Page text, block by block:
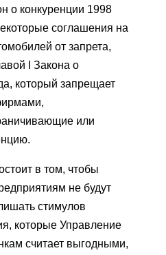
о конкуренции 1998
соглашения на
от запрета,
I Закона о
который запрещает
или
в том, чтобы
не будут
стимулов
которые Управление
считает выгодными,